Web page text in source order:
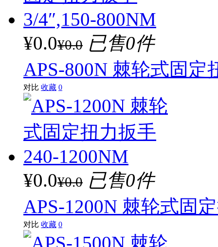
¥0.0¥0.0 已售0件
APS-800N 棘轮式固定
对比 收藏 0
¥0.0¥0.0 已售0件
APS-1200N 棘轮式固
对比 收藏 0